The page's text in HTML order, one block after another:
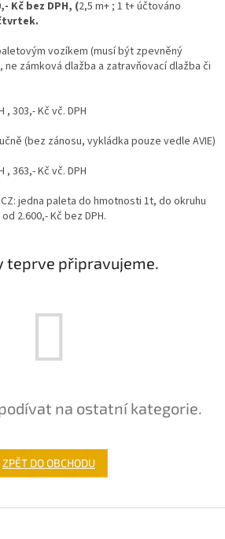
Kč bez DPH, (2,5 m+ ; 1 t+ účtováno
vozíkem (musí být zpevněný
zámková dlažba a zatravňovací dlažba či
, 303,- Kč vč. DPH
(bez zánosu, vykládka pouze vedle AVIE)
, 363,- Kč vč. DPH
jedna paleta do hmotnosti 1t, do okruhu
2.600,- Kč bez DPH.
teprve připravujeme.
na ostatní kategorie.
ZPĚT DO OBCHODU